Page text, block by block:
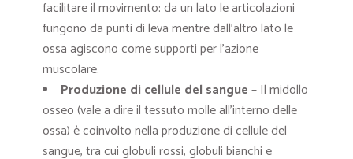
facilitare il movimento: da un lato le articolazioni
fungono da punti di leva mentre dall’altro lato le
ossa agiscono come supporti per l’azione
muscolare.
Produzione di cellule del sangue– Il midollo
osseo (vale a dire il tessuto molle all’interno delle
ossa) è coinvolto nella produzione di cellule del
sangue, tra cui globuli rossi, globuli bianchi e